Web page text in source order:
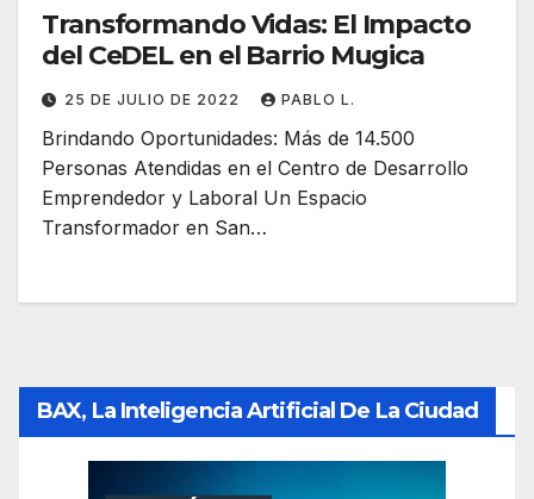
Transformando Vidas: El Impacto
del CeDEL en el Barrio Mugica
25 DE JULIO DE 2022 PABLO L.
Brindando Oportunidades: Más de 14.500
Personas Atendidas en el Centro de Desarrollo
Emprendedor y Laboral Un Espacio
Transformador en San…
BAX, La Inteligencia Artificial De La Ciudad